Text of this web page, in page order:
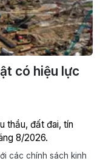
có hiệu lực
thầu, đất đai, tín
8/2026.
các chính sách kinh